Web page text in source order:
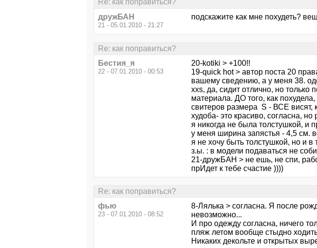
Re: как поправиться?
дружБАН
21 - 05.01.2010 - 21:27
подскажите как мне похудеть?
Re: как поправиться?
Бестия_я
22 - 07.01.2010 - 00:53
20-kotiki > +100!!
19-quick hot > автор поста 20
вашему сведению, а у меня 38.
xxs, да, сидит отлично, но
материала. ДО того, как
свитеров размера S - ВСЕ висят,
худоба- это красиво, согласна,
я никогда не была толстушкой, и
у меня ширина запястья - 4,5 см.
я не хочу быть толстушкой, но и в
з.ы. : в модели подаваться не
21-дружБАН > не ешь, не спи,
прИдет к тебе счастие ))))
Re: как поправиться?
фью
23 - 07.01.2010 - 08:52
8-Лялька > согласна. Я после
невозможно...
И про одежду согласна, ничего
пляж летом вообще стыдно
Никаких декольте и открытых